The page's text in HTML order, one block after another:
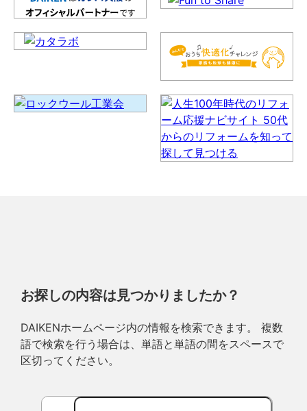
お探しの内容は見つかりましたか？
DAIKENホームページ内の情報を検索できます。 複数
語で検索を行う場合は、単語と単語の間をスペースで
区切ってください。